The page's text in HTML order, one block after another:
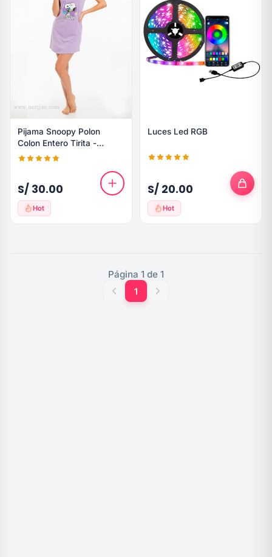
Pijama Snoopy Polon
Colon Entero Tirita -
Algodon
S/ 30.00
Hot
Luces Led RGB
S/ 20.00
Hot
Página 1 de 1
1